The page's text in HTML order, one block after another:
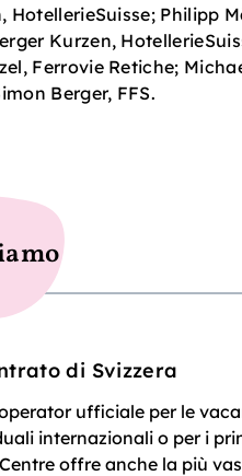
Philipp
Kurzen,
Ferrovie Retiche;
Berger, FFS.
di Svizzera
ufficiale per le
internazionali o per i
offre anche la più